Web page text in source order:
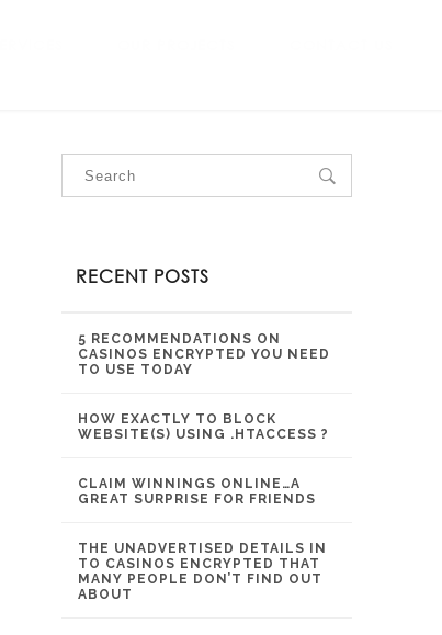
RECENT POSTS
5 RECOMMENDATIONS ON
CASINOS ENCRYPTED YOU NEED
TO USE TODAY
HOW EXACTLY TO BLOCK
WEBSITE(S) USING .HTACCESS ?
CLAIM WINNINGS ONLINE…A
GREAT SURPRISE FOR FRIENDS
THE UNADVERTISED DETAILS IN
TO CASINOS ENCRYPTED THAT
MANY PEOPLE DON’T FIND OUT
ABOUT